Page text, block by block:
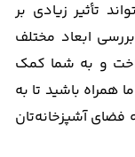
تأثیر زیادی بر
ابعاد مختلف
و به شما کمک
همراه باشید تا به
فضای آشپزخانه‌تان